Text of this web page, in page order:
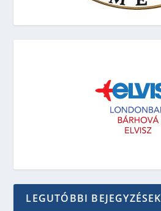
LEGUTÓBBI BEJEGYZÉSEK